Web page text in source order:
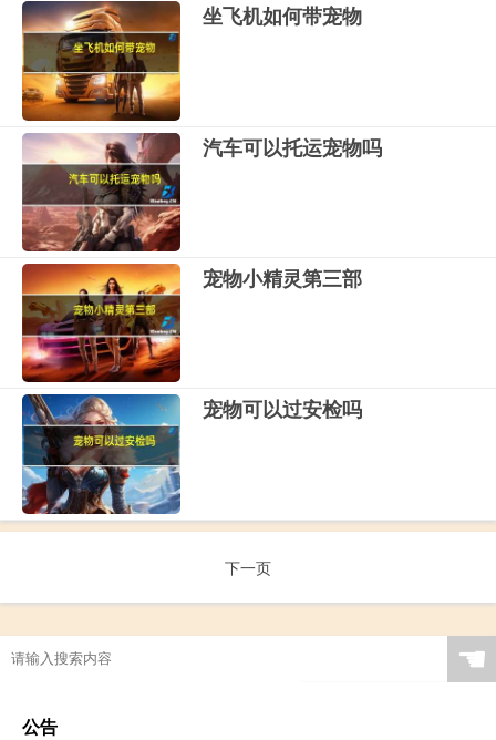
坐飞机如何带宠物
汽车可以托运宠物吗
宠物小精灵第三部
宠物可以过安检吗
下一页
☚
公告